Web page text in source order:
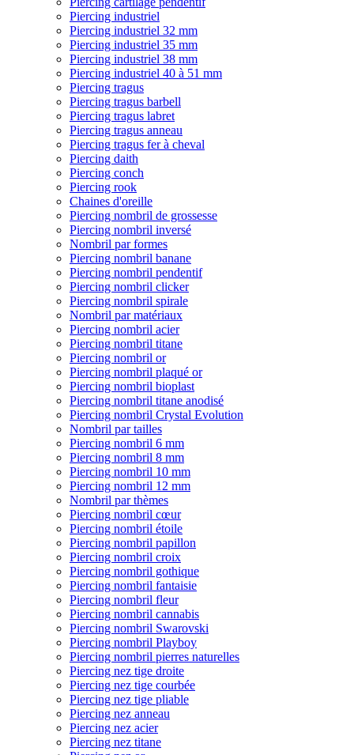
Piercing industriel
Piercing industriel 32 mm
Piercing industriel 35 mm
Piercing industriel 38 mm
Piercing industriel 40 à 51 mm
Piercing tragus
Piercing tragus barbell
Piercing tragus labret
Piercing tragus anneau
Piercing tragus fer à cheval
Piercing daith
Piercing conch
Piercing rook
Chaines d'oreille
Piercing nombril de grossesse
Piercing nombril inversé
Nombril par formes
Piercing nombril banane
Piercing nombril pendentif
Piercing nombril clicker
Piercing nombril spirale
Nombril par matériaux
Piercing nombril acier
Piercing nombril titane
Piercing nombril or
Piercing nombril plaqué or
Piercing nombril bioplast
Piercing nombril titane anodisé
Piercing nombril Crystal Evolution
Nombril par tailles
Piercing nombril 6 mm
Piercing nombril 8 mm
Piercing nombril 10 mm
Piercing nombril 12 mm
Nombril par thèmes
Piercing nombril cœur
Piercing nombril étoile
Piercing nombril papillon
Piercing nombril croix
Piercing nombril gothique
Piercing nombril fantaisie
Piercing nombril fleur
Piercing nombril cannabis
Piercing nombril Swarovski
Piercing nombril Playboy
Piercing nombril pierres naturelles
Piercing nez tige droite
Piercing nez tige courbée
Piercing nez tige pliable
Piercing nez anneau
Piercing nez acier
Piercing nez titane